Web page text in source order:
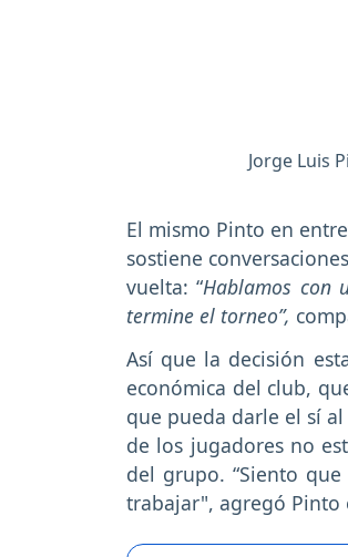
Jorge Luis
El mismo Pinto en
sostiene
vuelta: “Hablamos con
termine el torneo”,
Así que la decisión
económica del club,
que pueda darle el sí
de los jugadores no
del grupo. “Siento
trabajar", agregó Pinto